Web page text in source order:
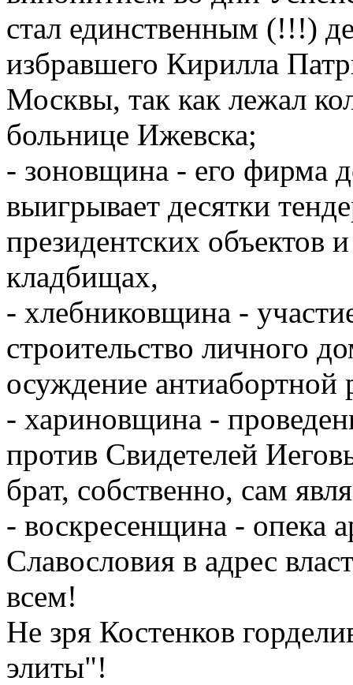
стал единственным (!!!)
избравшего Кирилла
Москвы, так как лежал
больнице Ижевска;
- зоновщина - его фирма
выигрывает десятки
президентских объектов
кладбищах,
- хлебниковщина -
строительство личного
осуждение
- хариновщина -
против Свидетелей
брат, собственно, сам
- воскресенщина - опека
Славословия в адрес
всем!
Не зря Костенков
элиты"!